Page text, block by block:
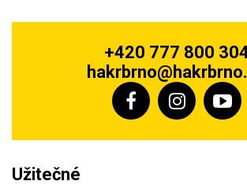
+420 777 800
Užitečné